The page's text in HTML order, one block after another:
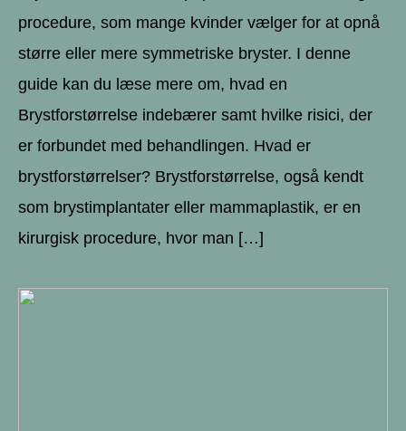
procedure, som mange kvinder vælger for at opnå
større eller mere symmetriske bryster. I denne
guide kan du læse mere om, hvad en
Brystforstørrelse indebærer samt hvilke risici, der
er forbundet med behandlingen. Hvad er
brystforstørrelser? Brystforstørrelse, også kendt
som brystimplantater eller mammaplastik, er en
kirurgisk procedure, hvor man […]